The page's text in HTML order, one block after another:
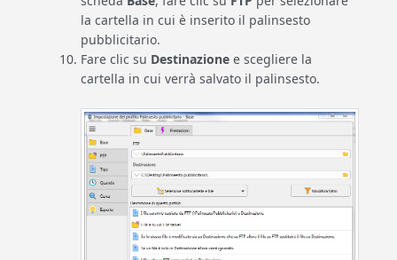
la cartella in cui è inserito il palinsesto
pubblicitario.
Fare clic su Destinazione e scegliere la
cartella in cui verrà salvato il palinsesto.